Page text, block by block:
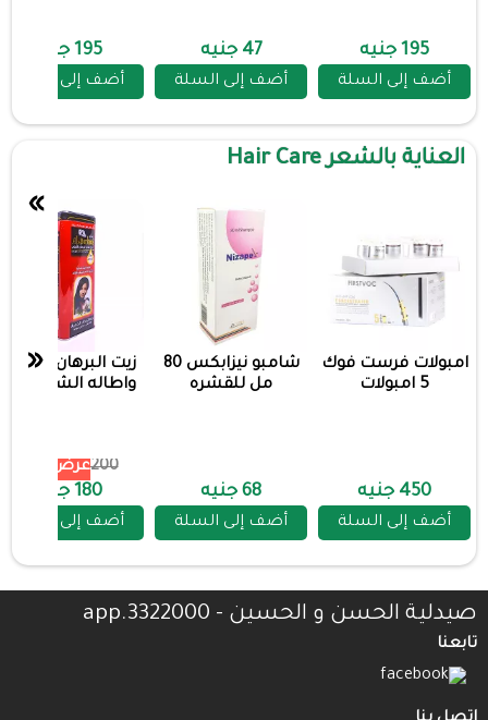
195 جنيه
أضف إلى السلة
47 جنيه
أضف إلى السلة
195 جنيه
أضف إلى السلة
العناية بالشعر Hair Care
امبولات فرست فوك
5 امبولات
450 جنيه
أضف إلى السلة
شامبو نيزابكس 80
مل للقشره
68 جنيه
أضف إلى السلة
زيت البرهان لتكثيف
واطاله الشعر احمر
200عرض 10%
180 جنيه
أضف إلى السلة
»
«
صيدلية الحسن و الحسين - 3322000.app
تابعنا